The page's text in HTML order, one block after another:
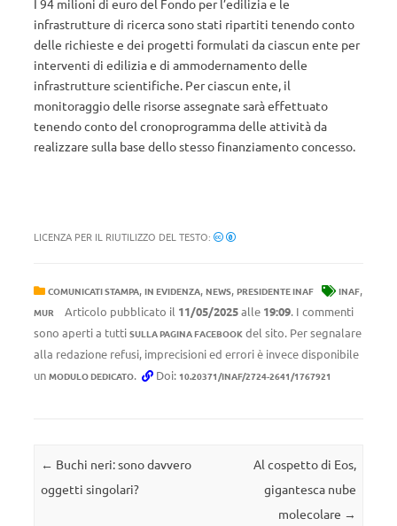
I 94 milioni di euro del Fondo per l’edilizia e le
infrastrutture di ricerca sono stati ripartiti tenendo conto
delle richieste e dei progetti formulati da ciascun ente per
interventi di edilizia e di ammodernamento delle
infrastrutture scientifiche. Per ciascun ente, il
monitoraggio delle risorse assegnate sarà effettuato
tenendo conto del cronoprogramma delle attività da
realizzare sulla base dello stesso finanziamento concesso.
LICENZA PER IL RIUTILIZZO DEL TESTO:
COMUNICATI STAMPA, IN EVIDENZA, NEWS, PRESIDENTE INAF INAF,
MUR Articolo pubblicato il 11/05/2025alle 19:09. I commenti
sono aperti a tutti SULLA PAGINA FACEBOOK del sito. Per segnalare
alla redazione refusi, imprecisioni ed errori è invece disponibile
un MODULO DEDICATO. Doi: 10.20371/INAF/2724-2641/1767921
Navigazione articolo
← Buchi neri: sono davvero
oggetti singolari?
Al cospetto di Eos,
gigantesca nube
molecolare →